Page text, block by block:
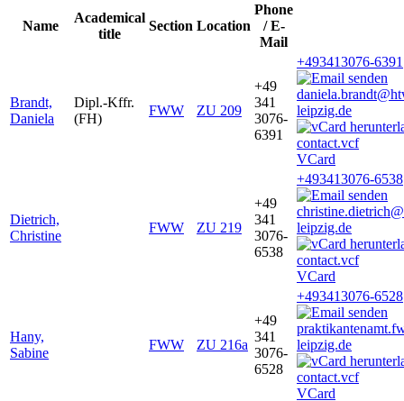
Name
Academical
title
Section Location
Phone
/ E-
Mail
Brandt,
Daniela
Dipl.-Kffr.
(FH)
FWW ZU 209
+49
341
3076-
6391
+493413076-6391
leipzig.de
VCard
Dietrich,
Christine
FWW ZU 219
+49
341
3076-
6538
+493413076-6538
leipzig.de
VCard
Hany,
Sabine
FWW ZU 216a
+49
341
3076-
6528
+493413076-6528
leipzig.de
VCard